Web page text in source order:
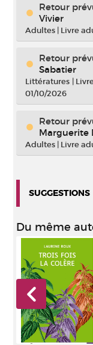
Retour
Vivier
Adultes | Livre
Retour
Sabatier
Littératures |
01/10/2026
Retour
Marguerite
Adultes | Livre
SUGGESTIONS
Du même